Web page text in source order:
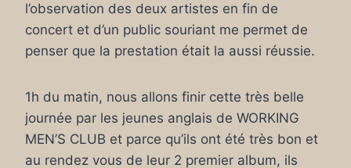
l’observation des deux artistes en fin de
concert et d’un public souriant me permet de
penser que la prestation était la aussi réussie.
1h du matin, nous allons finir cette très belle
journée par les jeunes anglais de WORKING
MEN’S CLUB et parce qu’ils ont été très bon et
au rendez vous de leur 2 premier album, ils